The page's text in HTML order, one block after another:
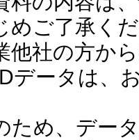
めご了承く
他社の方か
データは、
め、デー